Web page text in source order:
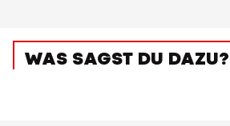
WAS SAGST DU DAZU?